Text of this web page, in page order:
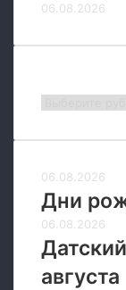
06.08.2026
06.08.2026
Дни
06.08.2026
августа